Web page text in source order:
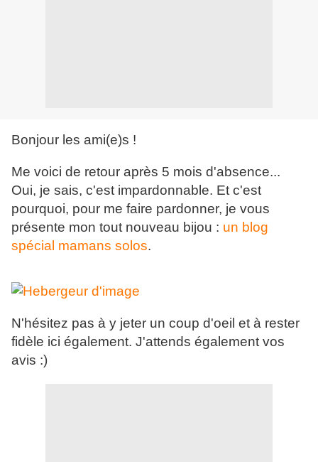
Bonjour les ami(e)s !
Me voici de retour après 5 mois d'absence...
Oui, je sais, c'est impardonnable. Et c'est
pourquoi, pour me faire pardonner, je vous
présente mon tout nouveau bijou : un blog
spécial mamans solos.
N'hésitez pas à y jeter un coup d'oeil et à rester
fidèle ici également. J'attends également vos
avis :)